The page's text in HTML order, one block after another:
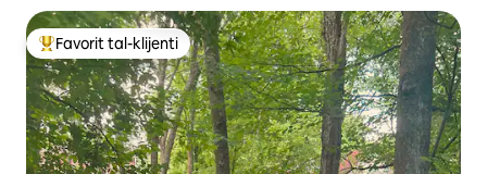
Wieħed mill-aqwa favoriti tal-klijenti
Favorit tal-klijenti